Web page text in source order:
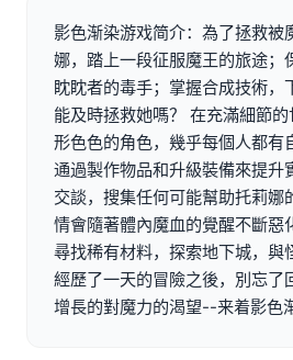
影色渐染游戏简介：為了拯救被
娜，踏上一段征服魔王的旅途；
眈眈者的毒手；掌握合成技術，
能及時拯救她嗎？ 在充滿細節
形色色的角色，幾乎每個人都有
通過製作物品和升級裝備來提升
交談，搜集任何可能幫助托莉娜
情會隨著體內魔血的覺醒不斷惡
尋找稀有材料，探索地下城，與
經歷了一天的冒險之後，別忘了
增長的對魔力的渴望--来着影色